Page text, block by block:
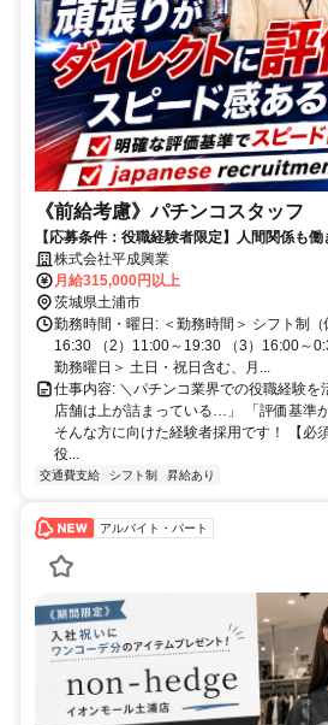
《前給考慮》パチンコスタッフ
【応募条件：役職経験者限定】人間関係も
良い店舗✨社宅の家賃補助最大8万円
株式会社平成興業
月給315,000円以上
茨城県土浦市
勤務時間・曜日: ＜勤務時間＞ シフト制
16:30 （2）11:00～19:30 （3）16:00～
勤務曜日＞ 土日・祝日含む、月...
仕事内容: ＼パチンコ業界での役職経験を
店舗は上が詰まっている…」 「評価基準
そんな方に向けた経験者採用です！ 【必
役...
交通費支給 シフト制 昇給あり
アルバイト・パート